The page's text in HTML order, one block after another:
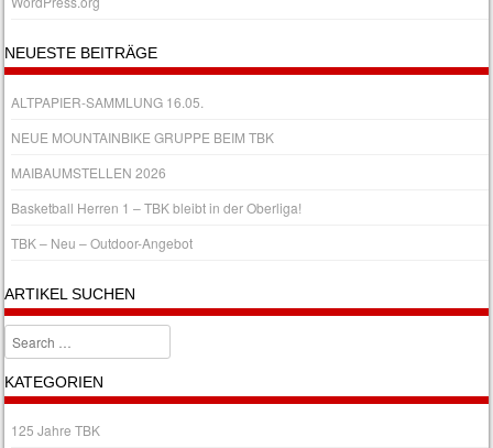
NEUESTE BEITRÄGE
ALTPAPIER-SAMMLUNG 16.05.
NEUE MOUNTAINBIKE GRUPPE BEIM TBK
MAIBAUMSTELLEN 2026
Basketball Herren 1 – TBK bleibt in der Oberliga!
TBK – Neu – Outdoor-Angebot
ARTIKEL SUCHEN
Search
KATEGORIEN
125 Jahre TBK